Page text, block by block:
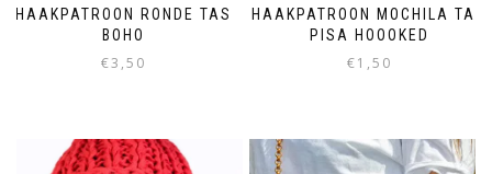
HAAKPATROON RONDE TAS
BOHO
€3,50
HAAKPATROON MOCHILA TAS
PISA HOOOKED
€1,50